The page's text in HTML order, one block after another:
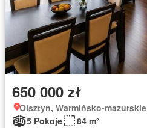
650 000 zł
Olsztyn, Warmińsko-mazurskie
5 Pokoje
84 m²